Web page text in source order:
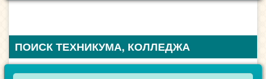
ПОИСК ТЕХНИКУМА, КОЛЛЕДЖА